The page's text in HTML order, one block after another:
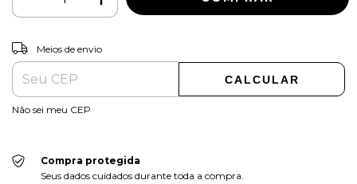
Entregas para o CEP:
Meios de envio
CALCULAR
Não sei meu CEP
Compra protegida
Seus dados cuidados durante toda a compra.